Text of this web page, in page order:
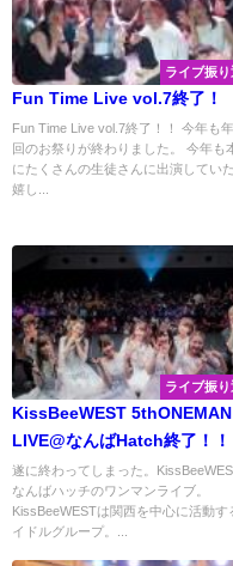
ライブ振り
Fun Time Live vol.7終了！
Fun Time Live vol.7終了！！ 今年も
回のお祭りが終わりました。 今年も
にたくさんの生徒さんに出演してい
嬉し...
ライブ振り
KissBeeWEST 5thONEMAN
LIVE@なんばHatch終了！！
遂に終わってしまった。
なんばハッチのワンマンライブ。
KissBeeWESTは関西を中心に活動す
イドルグループ。...